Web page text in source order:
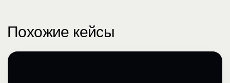
Похожие кейсы